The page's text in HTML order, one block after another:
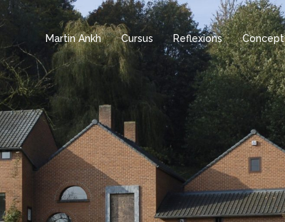
Martin Ankh Cursus Reflexions Concept